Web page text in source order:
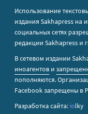
Использование
издания Sakhapress на
социальных сетях
редакции Sakhapress и
В сетевом издании
иноагентов и
пополняются.
Facebook запрещены в
Разработка сайта: iolky